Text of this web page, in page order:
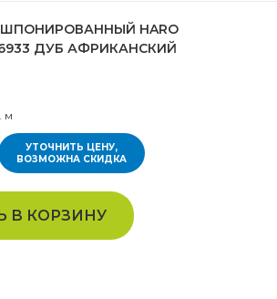
ШПОНИРОВАННЫЙ HARO
ДУБ АФРИКАНСКИЙ
м
УТОЧНИТЬ ЦЕНУ,
ВОЗМОЖНА СКИДКА
В КОРЗИНУ